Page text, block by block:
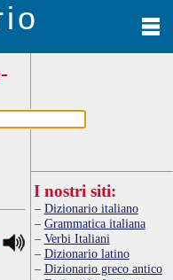
I nostri siti:
Dizionario italiano
Grammatica italiana
Verbi Italiani
Dizionario latino
Dizionario greco antico